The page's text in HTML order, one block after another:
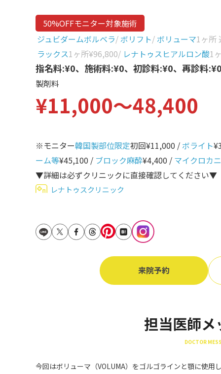
ヒアルロン酸リフトアッ
30代
40代
50代
60代
80代
Region
地域から探す
名古屋
仙台
福岡
50%OFFモニター対象施術
ジュビダームボルベラ/ ボリフト/ ボリューマ1ヶ所
ラックス1ヶ所¥96,800/ レナトゥスヒアルロン酸1
指名料:¥0、施術料:¥0、初診料:¥0、再診料:¥0
製剤料
¥11,000〜48,400
※モニター韓国製部位限定初回¥11,000 / ボライト
ーム等¥45,100 / ブロック麻酔¥4,400 / マイクロカ
▼詳細は必ずクリニックに直接確認してください▼
レナトゥスクリニック
来院予約
担当医師メ
DOCTOR
今回はボリューマ（VOLUMA）をゴルゴラインと顎に使